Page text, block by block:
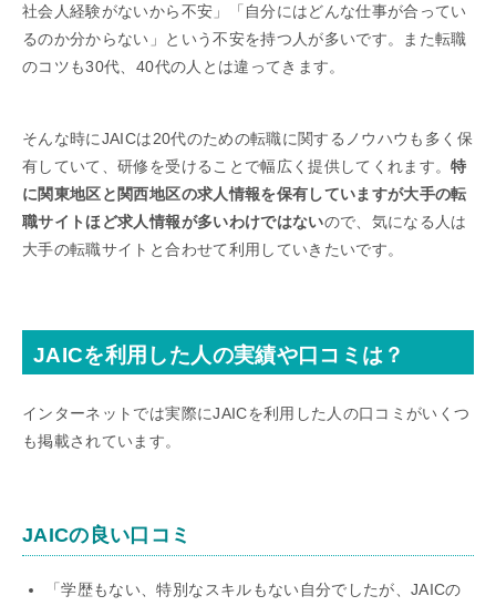
社会人経験がないから不安」「自分にはどんな仕事が合ってい
るのか分からない」という不安を持つ人が多いです。また転職
のコツも30代、40代の人とは違ってきます。
そんな時にJAICは20代のための転職に関するノウハウも多く保
有していて、研修を受けることで幅広く提供してくれます。特
に関東地区と関西地区の求人情報を保有していますが大手の転
職サイトほど求人情報が多いわけではないので、気になる人は
大手の転職サイトと合わせて利用していきたいです。
JAICを利用した人の実績や口コミは？
インターネットでは実際にJAICを利用した人の口コミがいくつ
も掲載されています。
JAICの良い口コミ
「学歴もない、特別なスキルもない自分でしたが、JAICの